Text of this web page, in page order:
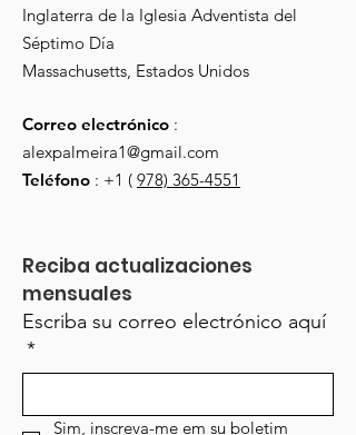
Inglaterra de la Iglesia Adventista del
Séptimo Día
Massachusetts, Estados Unidos
Correo electrónico :
alexpalmeira1@gmail.com
Teléfono : +1 ( 978) 365-4551
Reciba actualizaciones
mensuales
Escriba su correo electrónico aquí
*
Sim, inscreva-me em su boletim